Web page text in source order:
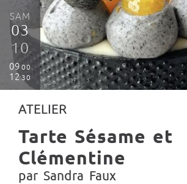
SAM
03
10
09 00
1230
ATELIER
Tarte Sésame et
Clémentine
par Sandra Faux